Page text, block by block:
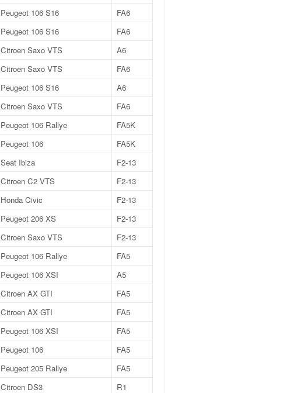
Peugeot 106 S16
FA6
Peugeot 106 S16
FA6
Citroen Saxo VTS
A6
Citroen Saxo VTS
FA6
Peugeot 106 S16
A6
Citroen Saxo VTS
FA6
Peugeot 106 Rallye
FA5K
Peugeot 106
FA5K
Seat Ibiza
F2-13
Citroen C2 VTS
F2-13
Honda Civic
F2-13
Peugeot 206 XS
F2-13
Citroen Saxo VTS
F2-13
Peugeot 106 Rallye
FA5
Peugeot 106 XSI
A5
Citroen AX GTI
FA5
Citroen AX GTI
FA5
Peugeot 106 XSI
FA5
Peugeot 106
FA5
Peugeot 205 Rallye
FA5
Citroen DS3 R1